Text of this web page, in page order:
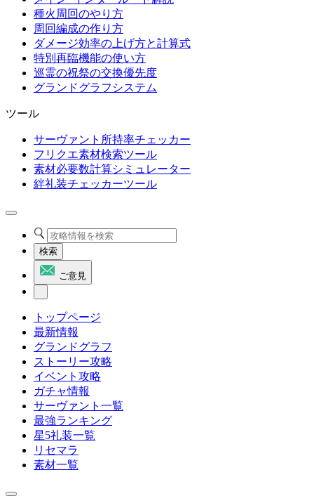
種火周回のやり方
周回編成の作り方
ダメージ効率の上げ方と計算式
特別再臨機能の使い方
巡霊の祝祭の交換優先度
グランドグラフシステム
ツール
サーヴァント所持率チェッカー
フリクエ素材検索ツール
素材必要数計算シミュレーター
絆礼装チェッカーツール
検索
ご意見
トップページ
最新情報
グランドグラフ
ストーリー攻略
イベント攻略
ガチャ情報
サーヴァント一覧
最強ランキング
星5礼装一覧
リセマラ
素材一覧